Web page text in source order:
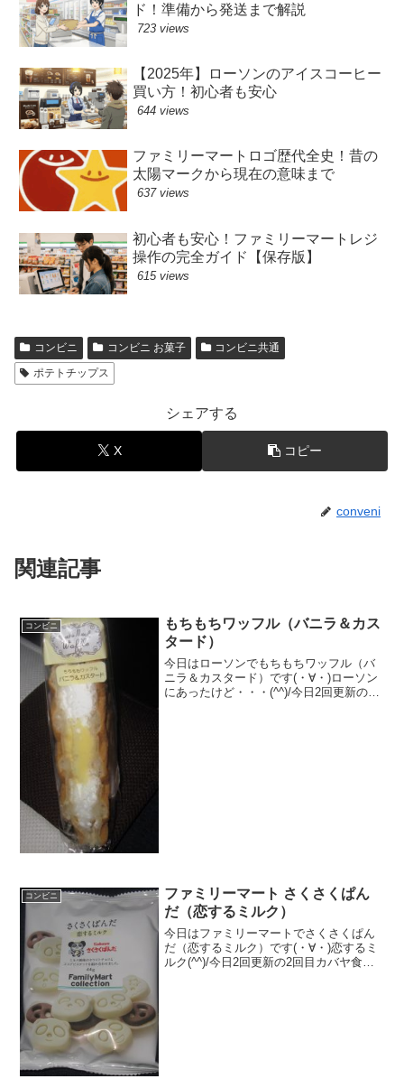
ド！準備から発送まで解説
723 views
【2025年】ローソンのアイスコーヒー
買い方！初心者も安心
644 views
ファミリーマートロゴ歴代全史！昔の
太陽マークから現在の意味まで
637 views
初心者も安心！ファミリーマートレジ
操作の完全ガイド【保存版】
615 views
コンビニ コンビニ お菓子
コンビニ共通
ポテトチップス
シェアする
X コピー
conveni
関連記事
コンビニ
もちもちワッフル（バニラ＆カス
タード）
今日はローソンでもちもちワッフル（バ
ニラ＆カスタード）です(・∀・)ローソン
にあったけど・・・(^^)/今日2回更新のう
コンビニ
ファミリーマート さくさくぱん
だ（恋するミルク）
今日はファミリーマートでさくさくぱん
だ（恋するミルク）です(・∀・)恋するミ
ルク(^^)/今日2回更新の2回目カバヤ食品